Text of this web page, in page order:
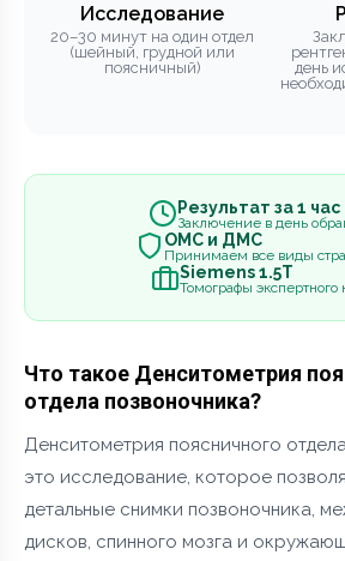
Исследование
20–30 минут на один отдел
(шейный, грудной или
поясничный)
день
Результат за 1 час
Заключение в день
ОМС и ДМС
Принимаем все виды
Siemens 1.5Т
Томографы экспертного
Что такое Денситометрия
отдела позвоночника?
Денситометрия поясничного
это исследование, которое
детальные снимки позвоночника,
дисков, спинного мозга и